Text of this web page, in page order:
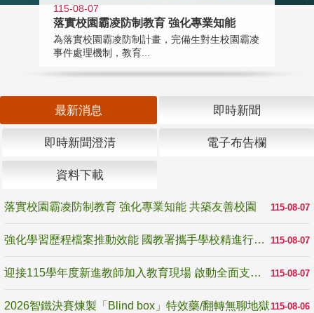
115-08-07
落實校園霸凌防制教育 強化專業知能
為落實校園霸凌防制計畫，完備生對生校園霸凌
事件處理機制，教育...
最新消息 即時新聞
即時新聞澄清 電子布告欄
資料下載
115-08-07
落實校園霸凌防制教育 強化專業知能 共築友善校園
115-08-07
強化學習歷程檔案推動效能 國教署攜手學校精進行政與教學支持
115-08-07
迎接115學年度新進教師加入教育現場 啟動全面支持陪伴
115-08-06
2026智鐵決賽煉製「Blind box」特效藥/翻轉無聊地獄